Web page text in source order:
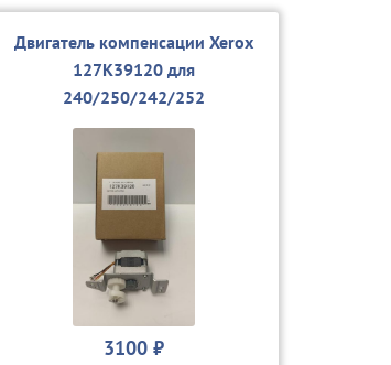
Двигатель компенсации Xerox
127K39120 для
240/250/242/252
3100 ₽